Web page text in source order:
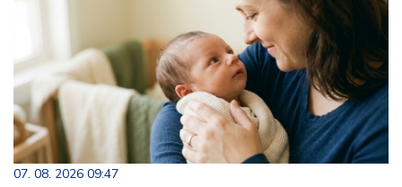
07. 08. 2026 09:47